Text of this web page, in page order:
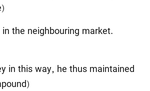
the neighbouring market.
in this way, he thus maintained